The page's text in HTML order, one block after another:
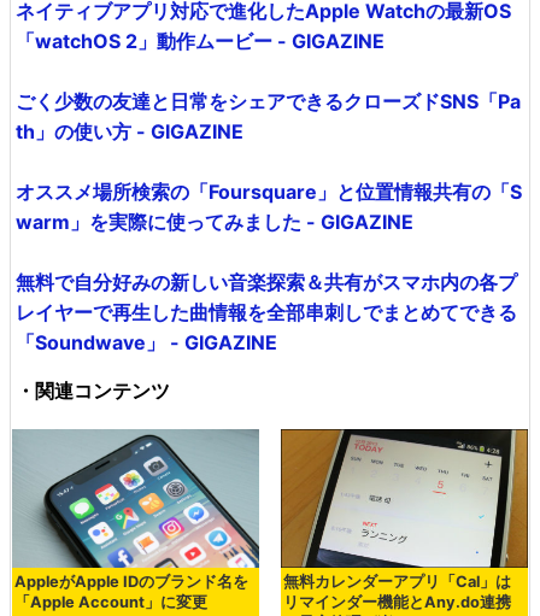
ネイティブアプリ対応で進化したApple Watchの最新OS
「watchOS 2」動作ムービー - GIGAZINE
ごく少数の友達と日常をシェアできるクローズドSNS「Pa
th」の使い方 - GIGAZINE
オススメ場所検索の「Foursquare」と位置情報共有の「S
warm」を実際に使ってみました - GIGAZINE
無料で自分好みの新しい音楽探索＆共有がスマホ内の各プ
レイヤーで再生した曲情報を全部串刺しでまとめてできる
「Soundwave」 - GIGAZINE
・関連コンテンツ
AppleがApple IDのブランド名を
「Apple Account」に変更
無料カレンダーアプリ「Cal」は
リマインダー機能とAny.do連携